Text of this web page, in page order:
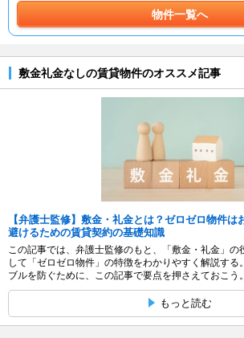
物件一覧へ
敷金礼金なしの賃貸物件のオススメ記事
【弁護士監修】敷金・礼金とは？ゼロゼロ物件は
避けるための賃貸契約の基礎知識
この記事では、弁護士監修のもと、「敷金・礼金」の
して「ゼロゼロ物件」の特徴をわかりやすく解説する
ブルを防ぐために、この記事で要点を押さえておこう
もっと読む